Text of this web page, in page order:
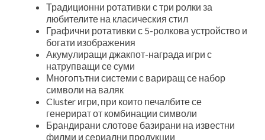
Традиционни ротативки с три ролки за
любителите на класическия стил
Графични ротативки с 5-ролкова устройство и
богати изображения
Акумулиращи джакпот-награда игри с
натрупващи се суми
Многопътни системи с вариращ се набор
символи на валяк
Cluster игри, при които печалбите се
генерират от комбинации символи
Брандирани слотове базирани на известни
филми и сериални продукции